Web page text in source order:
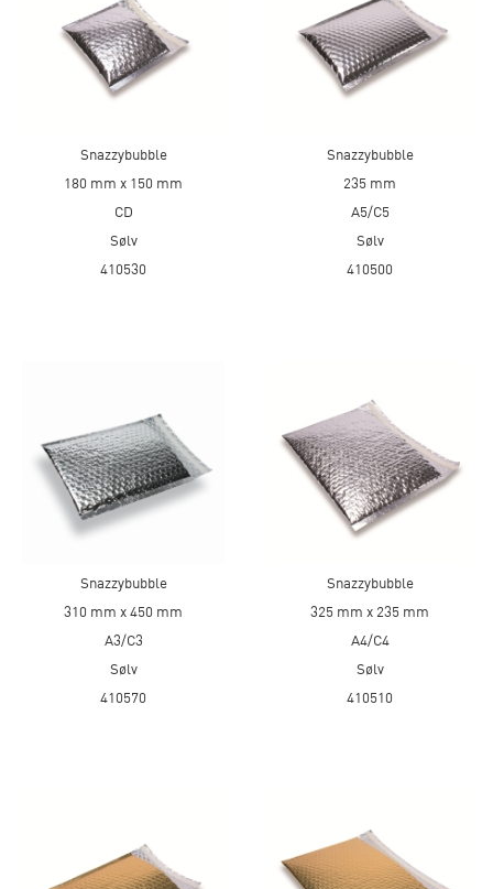
Snazzybubble
180 mm x 150 mm
CD
Sølv
410530
Snazzybubble
235 mm
A5/C5
Sølv
410500
Snazzybubble
310 mm x 450 mm
A3/C3
Sølv
410570
Snazzybubble
325 mm x 235 mm
A4/C4
Sølv
410510